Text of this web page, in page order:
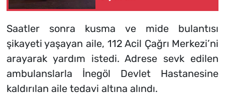
Saatler sonra kusma ve mide bulantısı
şikayeti yaşayan aile, 112 Acil Çağrı Merkezi’ni
arayarak yardım istedi. Adrese sevk edilen
ambulanslarla İnegöl Devlet Hastanesine
kaldırılan aile tedavi altına alındı.